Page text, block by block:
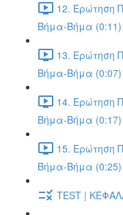
12. Ερώτηση
Βήμα-Βήμα (0:11)
13. Ερώτηση
Βήμα-Βήμα (0:07)
14. Ερώτηση
Βήμα-Βήμα (0:17)
15. Ερώτηση
Βήμα-Βήμα (0:25)
TEST |